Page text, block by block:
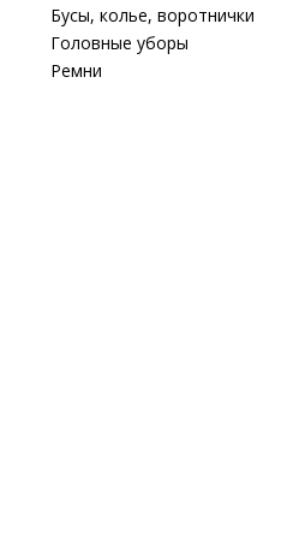
Бусы, колье, воротнички
Головные уборы
Ремни